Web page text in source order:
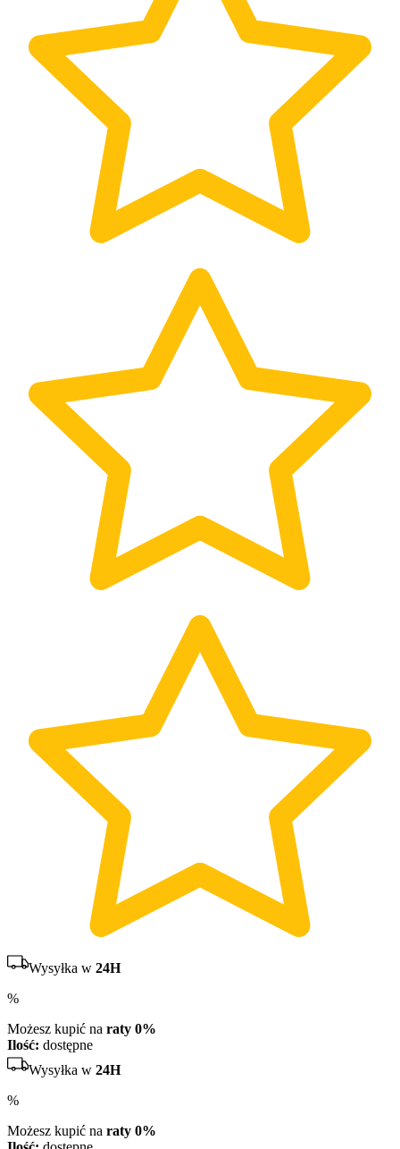
Wysyłka w 24H
%
Możesz kupić na raty 0%
Ilość: dostępne
Wysyłka w 24H
%
Możesz kupić na raty 0%